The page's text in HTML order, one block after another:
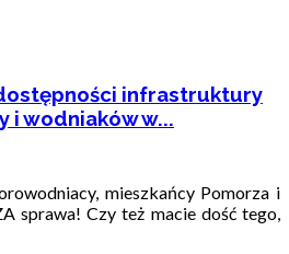
infrastruktury
i wodniaków w...
mieszkańcy Pomorza i
sprawa! Czy też macie dość tego,